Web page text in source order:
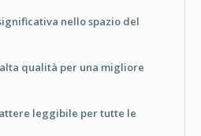
nello spazio del
qualità per una migliore
leggibile per tutte le